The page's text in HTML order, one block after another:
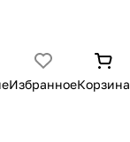
ИзбранноеКорзина